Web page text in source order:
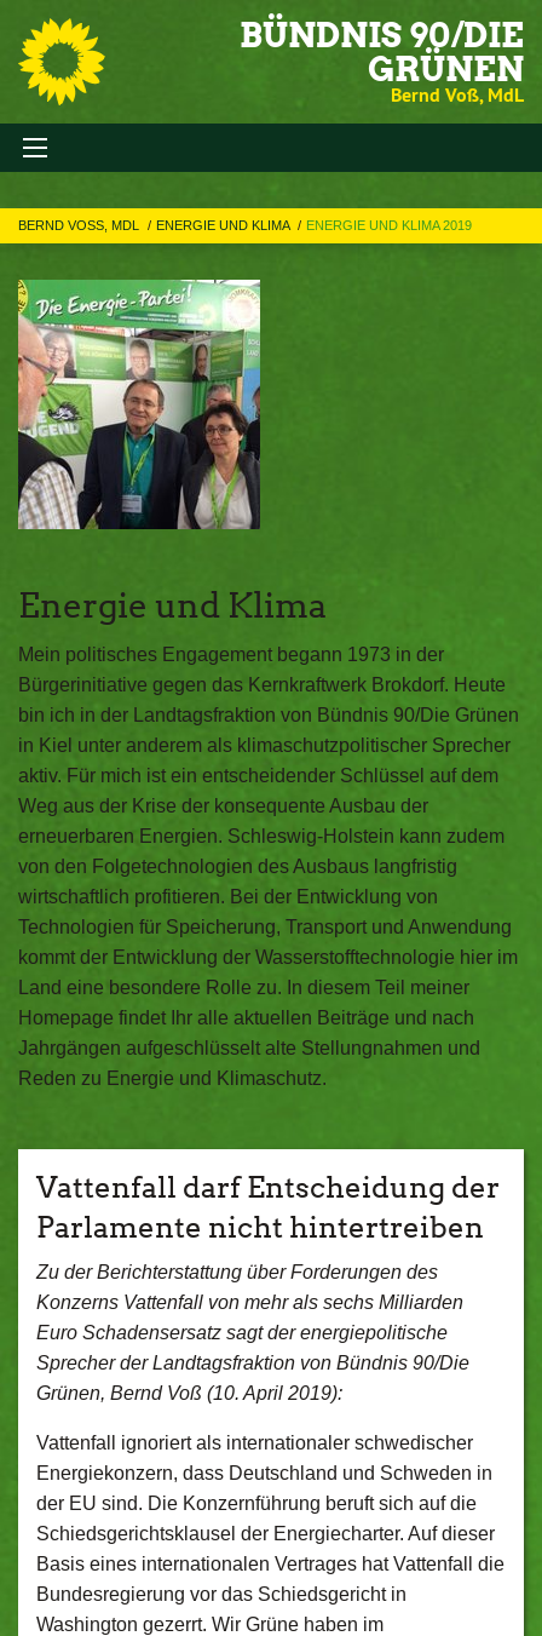
BÜNDNIS 90/DIE
GRÜNEN
Bernd Voß, MdL
BERND VOSS, MDL ENERGIE UND KLIMA ENERGIE UND KLIMA 2019
Energie und Klima
Mein politisches Engagement begann 1973 in der
Bürgerinitiative gegen das Kernkraftwerk Brokdorf. Heute
bin ich in der Landtagsfraktion von Bündnis 90/Die Grünen
in Kiel unter anderem als klimaschutzpolitischer Sprecher
aktiv. Für mich ist ein entscheidender Schlüssel auf dem
Weg aus der Krise der konsequente Ausbau der
erneuerbaren Energien. Schleswig-Holstein kann zudem
von den Folgetechnologien des Ausbaus langfristig
wirtschaftlich profitieren. Bei der Entwicklung von
Technologien für Speicherung, Transport und Anwendung
kommt der Entwicklung der Wasserstofftechnologie hier im
Land eine besondere Rolle zu. In diesem Teil meiner
Homepage findet Ihr alle aktuellen Beiträge und nach
Jahrgängen aufgeschlüsselt alte Stellungnahmen und
Reden zu Energie und Klimaschutz.
Vattenfall darf Entscheidung der
Parlamente nicht hintertreiben
Zu der Berichterstattung über Forderungen des
Konzerns Vattenfall von mehr als sechs Milliarden
Euro Schadensersatz sagt der energiepolitische
Sprecher der Landtagsfraktion von Bündnis 90/Die
Grünen, Bernd Voß (10. April 2019):
Vattenfall ignoriert als internationaler schwedischer
Energiekonzern, dass Deutschland und Schweden in
der EU sind. Die Konzernführung beruft sich auf die
Schiedsgerichtsklausel der Energiecharter. Auf dieser
Basis eines internationalen Vertrages hat Vattenfall die
Bundesregierung vor das Schiedsgericht in
Washington gezerrt. Wir Grüne haben im